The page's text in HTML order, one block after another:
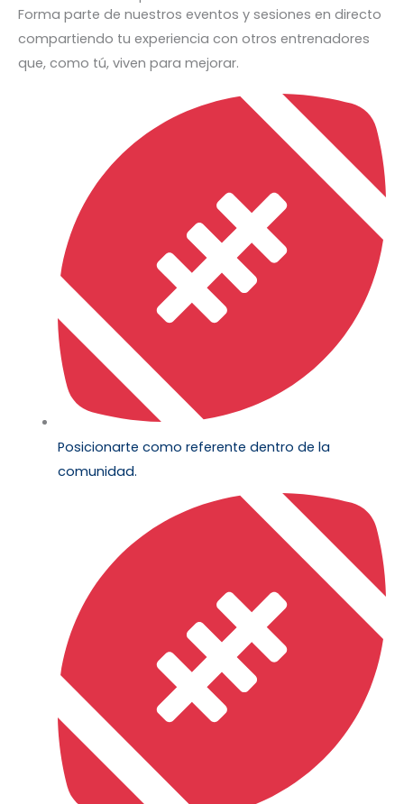
Forma parte de nuestros eventos y sesiones en directo
compartiendo tu experiencia con otros entrenadores
que, como tú, viven para mejorar.
Posicionarte como referente dentro de la
comunidad.